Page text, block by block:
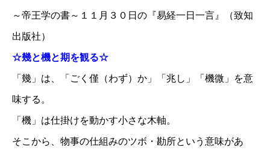
～帝王学の書～１１月３０日の『易経一日一言』（致知
出版社）
☆幾と機と期を観る☆
「幾」は、「ごく僅（わず）か」「兆し」「機微」を意
味する。
「機」は仕掛けを動かす小さな木軸。
そこから、物事の仕組みのツボ・勘所という意味があ